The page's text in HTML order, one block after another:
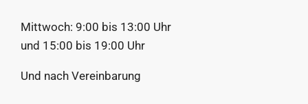
Mittwoch: 9:00 bis 13:00 Uhr
und 15:00 bis 19:00 Uhr
Und nach Vereinbarung